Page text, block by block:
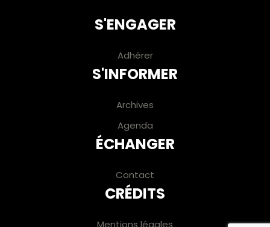
S'ENGAGER
Adhérer
S'INFORMER
Archives
Agenda
ÉCHANGER
Contact
CRÉDITS
Mentions légales